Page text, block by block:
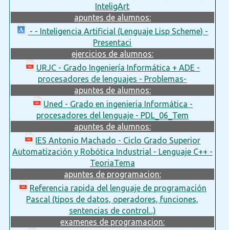
InteligArt
apuntes de alumnos:
- - Inteligencia Artificial (Lenguaje Lisp Scheme) -
Presentaci
ejercicios de alumnos:
URJC - Grado Ingeniería Informática + ADE -
procesadores de lenguajes - Problemas-
apuntes de alumnos:
Uned - Grado en ingenieria Informática -
procesadores del lenguaje - PDL_06_Tem
apuntes de alumnos:
IES Antonio Machado - Ciclo Grado Superior
Automatización y Robótica Industrial - Lenguaje C++ -
TeoriaTema
apuntes de programacion:
Referencia rapida del lenguaje de programación
Pascal (tipos de datos, operadores, funciones,
sentencias de control...)
examenes de programacion: